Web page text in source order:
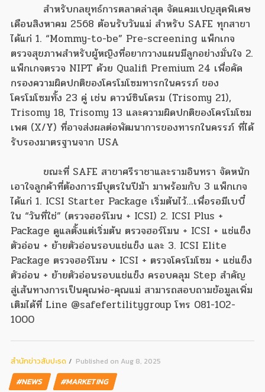
สำหรับกลยุทธ์การตลาดล่าสุด จัดแคมเปญสุดพิเศษ
เดือนสิงหาคม 2568 ต้อนรับวันแม่ สำหรับ SAFE ทุกสาขา
ได้แก่ 1. “Mommy-to-be” Pre-screening แพ็กเกจ
ตรวจสุขภาพสำหรับผู้หญิงที่อยากวางแผนมีลูกอย่างมั่นใจ 2.
แพ็กเกจตรวจ NIPT ด้วย Qualifi Premium 24 เพื่อคัด
กรองความผิดปกติของโครโมโซมทารกในครรภ์ ของ
โครโมโซมทั้ง 23 คู่ เช่น ดาวน์ซินโดรม (Trisomy 21),
Trisomy 18, Trisomy 13 และความผิดปกติของโครโมโซม
เพศ (X/Y) ที่อาจส่งผลต่อพัฒนาการของทารกในครรภ์ ที่ได้
รับรองมาตรฐานจาก USA
ขณะที่ SAFE สาขาศรีราชาและรามอินทรา จัดหนัก
เอาใจลูกค้าที่ต้องการมีบุตรในปีม้า มาพร้อมกับ 3 แพ็กเกจ
ได้แก่ 1. ICSI Starter Package เริ่มต้นไว้...เพื่อรอมีเบบี๋
ใน “วันที่ใช่” (ตรวจฮอร์โมน + ICSI) 2. ICSI Plus +
Package ดูแลตั้งแต่เริ่มต้น ตรวจฮอร์โมน + ICSI + แช่แข็ง
ตัวอ่อน + ย้ายตัวอ่อนรอบแช่แข็ง และ 3. ICSI Elite
Package ตรวจฮอร์โมน + ICSI + ตรวจโครโมโซม + แช่แข็ง
ตัวอ่อน + ย้ายตัวอ่อนรอบแช่แข็ง ครอบคลุม Step สำคัญ
สู่เส้นทางการเป็นคุณพ่อ-คุณแม่ สามารถสอบถามข้อมูลเพิ่ม
เติมได้ที่ Line @safefertilitygroup โทร 081-102-
1000
สํานักข่าวสับปะรด Published on Aug 8, 2025
#NEWS #MARKETING